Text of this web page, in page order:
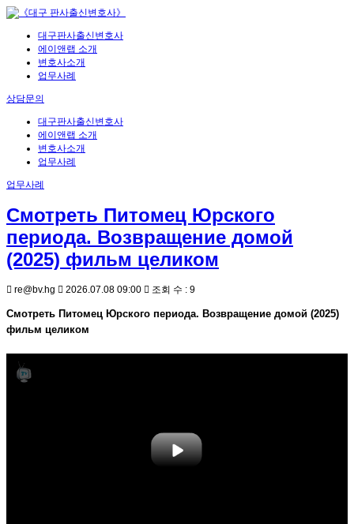
대구판사출신변호사
에이앤랩 소개
변호사소개
업무사례
상담문의
대구판사출신변호사
에이앤랩 소개
변호사소개
업무사례
업무사례
Смотреть Питомец Юрского
периода. Возвращение домой
(2025) фильм целиком
re@bv.hg 2026.07.08 09:00 조회 수 : 9
Смотреть Питомец Юрского периода. Возвращение домой (2025)
фильм целиком